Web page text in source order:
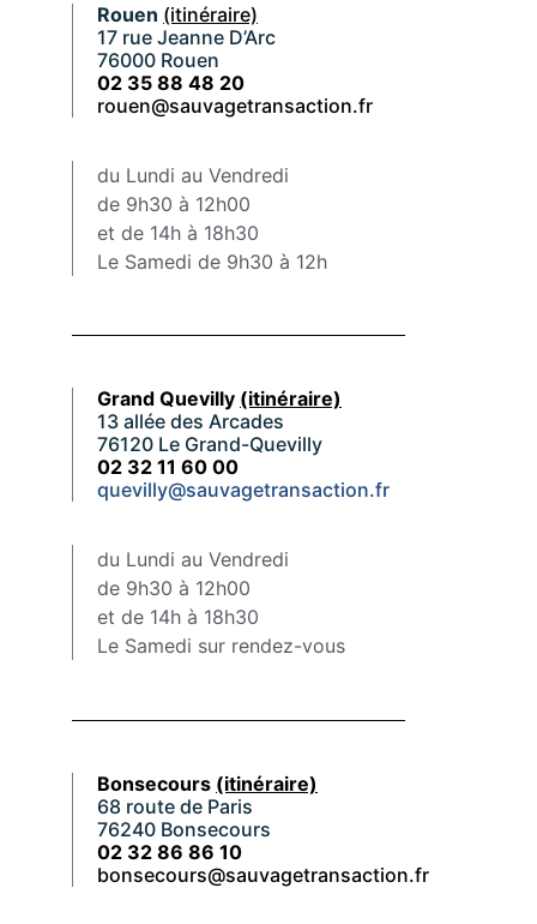
Rouen (itinéraire)
17 rue Jeanne D’Arc
76000 Rouen
02 35 88 48 20
rouen@sauvagetransaction.fr
du Lundi au Vendredi
de 9h30 à 12h00
et de 14h à 18h30
Le Samedi de 9h30 à 12h
Grand Quevilly (itinéraire)
13 allée des Arcades
76120 Le Grand-Quevilly
02 32 11 60 00
quevilly@sauvagetransaction.fr
du Lundi au Vendredi
de 9h30 à 12h00
et de 14h à 18h30
Le Samedi sur rendez-vous
Bonsecours (itinéraire)
68 route de Paris
76240 Bonsecours
02 32 86 86 10
bonsecours@sauvagetransaction.fr